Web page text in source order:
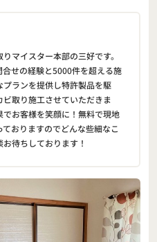
マイスター本部の三好です。
せの経験と5000件を超える施
プランを提供し特許製品を駆
取り施工させていただきま
でお客様を笑顔に！無料で現地
おりますのでどんな些細なこ
待ちしております！